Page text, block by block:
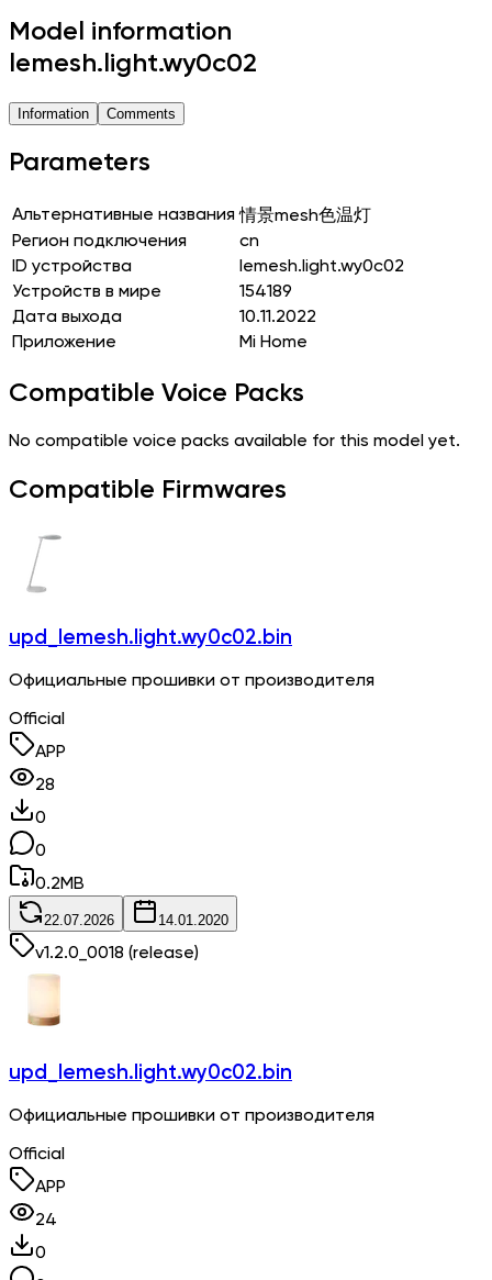
Model information
lemesh.light.wy0c02
Information Comments
Parameters
Альтернативные названия 情景mesh色温灯
Регион подключения
cn
ID устройства
lemesh.light.wy0c02
Устройств в мире
154189
Дата выхода
10.11.2022
Приложение
Mi Home
Compatible Voice Packs
No compatible voice packs available for this model yet.
Compatible Firmwares
upd_lemesh.light.wy0c02.bin
Официальные прошивки от производителя
Official
APP
28
0
0
0.2MB
22.07.2026 14.01.2020
v1.2.0_0018 (release)
upd_lemesh.light.wy0c02.bin
Официальные прошивки от производителя
Official
APP
24
0